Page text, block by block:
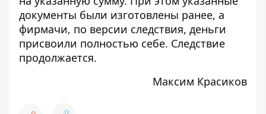
документы были изготовлены ранее, а
фирмачи, по версии следствия, деньги
присвоили полностью себе. Следствие
продолжается.
Максим Красиков